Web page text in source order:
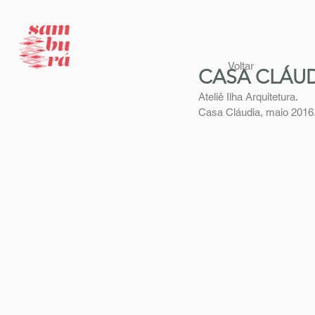
CASA
Ateliê Ilha Arquitetura.
Casa Cláudia, maio 2016.
Voltar